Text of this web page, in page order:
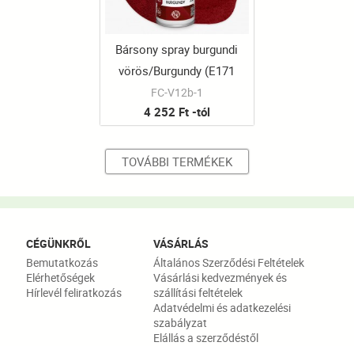
Bársony spray burgundi
vörös/Burgundy (E171
mentes)
FC-V12b-1
4 252 Ft -tól
TOVÁBBI TERMÉKEK
CÉGÜNKRŐL
Bemutatkozás
Elérhetőségek
Hírlevél feliratkozás
VÁSÁRLÁS
Általános Szerződési Feltételek
Vásárlási kedvezmények és
szállítási feltételek
Adatvédelmi és adatkezelési
szabályzat
Elállás a szerződéstől